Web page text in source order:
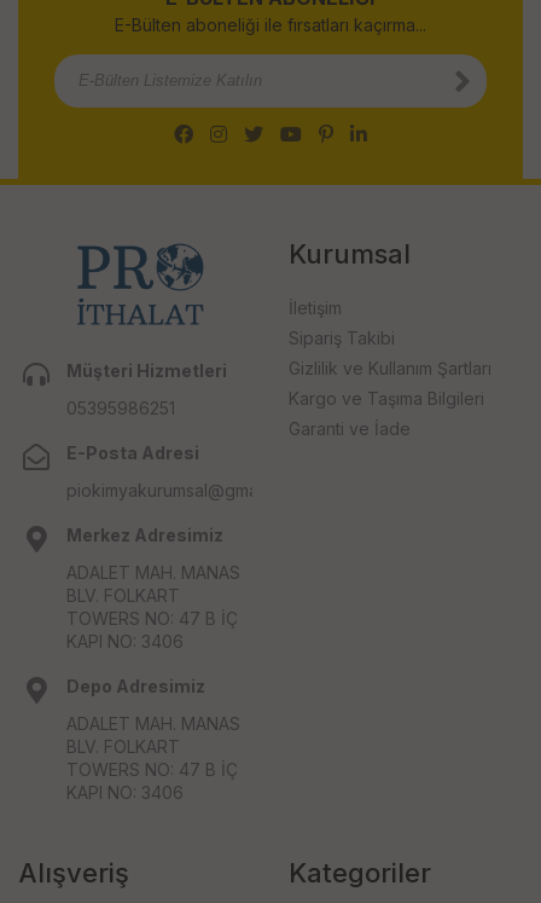
E-Bülten aboneliği ile fırsatları kaçırma...
Müşteri Hizmetleri
05395986251
E-Posta Adresi
piokimyakurumsal@gmail.com
Merkez Adresimiz
ADALET MAH. MANAS
BLV. FOLKART
TOWERS NO: 47 B İÇ
KAPI NO: 3406
Depo Adresimiz
ADALET MAH. MANAS
BLV. FOLKART
TOWERS NO: 47 B İÇ
KAPI NO: 3406
Kurumsal
İletişim
Sipariş Takibi
Gizlilik ve Kullanım Şartları
Kargo ve Taşıma Bilgileri
Garanti ve İade
Alışveriş Kategoriler